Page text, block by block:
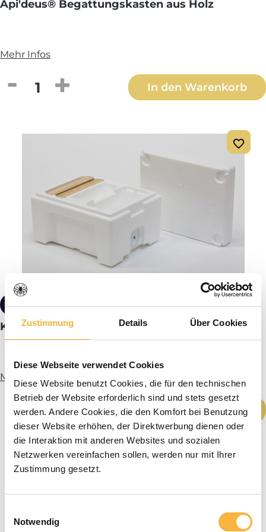
Zustimmung Details Über Cookies
Diese Webseite verwendet Cookies
Diese Website benutzt Cookies, die für den technischen
Betrieb der Website erforderlich sind und stets gesetzt
werden. Andere Cookies, die den Komfort bei Benutzung
dieser Website erhöhen, der Direktwerbung dienen oder
die Interaktion mit anderen Websites und sozialen
Netzwerken vereinfachen sollen, werden nur mit Ihrer
Zustimmung gesetzt.
Notwendig
Api'deus® Begattungskasten aus Holz
Mehr Infos
Produkt Anzahl: Gib den gewünschten
In den Warenkorb
16,90 €*
Kieler Begattungskasten aus Styropor®
Mehr Infos
Produkt Anzahl: Gib den gewünschten
In den Warenkorb